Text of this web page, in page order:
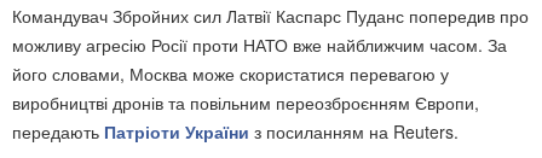
Командувач Збройних сил Латвії Каспарс Пуданс попередив про
можливу агресію Росії проти НАТО вже найближчим часом. За
його словами, Москва може скористатися перевагою у
виробництві дронів та повільним переозброєнням Європи,
передають Патріоти України з посиланням на Reuters.